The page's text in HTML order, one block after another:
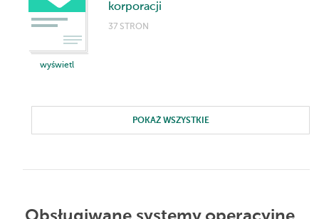
wyświetl
korporacji
37 STRON
POKAŻ WSZYSTKIE